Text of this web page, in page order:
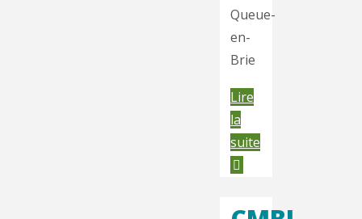
Queue-
en-
Brie
Lire
la
suite
Cachan"